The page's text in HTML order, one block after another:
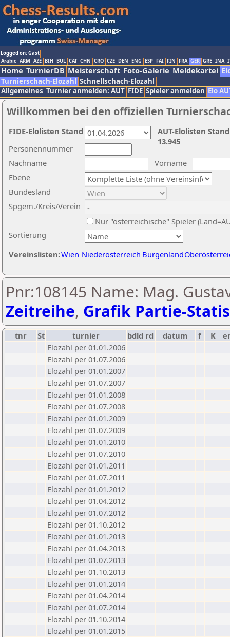
Logged on: Gast
Arabic ARM AZE BIH BUL CAT CHN CRO CZE DEN ENG ESP FAI FIN FRA GER GRE INA
Home TurnierDB Meisterschaft Foto-Galerie Meldekartei
Turnierschach-Elozahl Schnellschach-Elozahl
Allgemeines Turnier anmelden: AUT FIDE Spieler anmelden Elo
Willkommen bei den offiziellen
Nachname
Vorname
Ebene
Sortierung
Personennummer
Bundesland
Spgem./Kreis/Verein
Nur "österreichische" Spieler
Vereinslisten:Wien Niederösterreich Burgenland
AUT-Elolisten
13.945
FIDE-Elolisten Stand
Pnr:108145 Name: Mag.
Zeitreihe, Grafik Partie-
tnr St turnier bdld rd datum f K
Elozahl per 01.01.2006
Elozahl per 01.07.2006
Elozahl per 01.01.2007
Elozahl per 01.07.2007
Elozahl per 01.01.2008
Elozahl per 01.07.2008
Elozahl per 01.01.2009
Elozahl per 01.07.2009
Elozahl per 01.01.2010
Elozahl per 01.07.2010
Elozahl per 01.01.2011
Elozahl per 01.07.2011
Elozahl per 01.01.2012
Elozahl per 01.04.2012
Elozahl per 01.07.2012
Elozahl per 01.10.2012
Elozahl per 01.01.2013
Elozahl per 01.04.2013
Elozahl per 01.07.2013
Elozahl per 01.10.2013
Elozahl per 01.01.2014
Elozahl per 01.04.2014
Elozahl per 01.07.2014
Elozahl per 01.10.2014
Elozahl per 01.01.2015